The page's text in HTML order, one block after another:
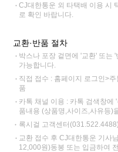
CJ대한통운 외 타택배 이용 시
로 확인 바랍니다.
교환·반품 절차
박스나 포장 겉면에 '교환' 또는
가능합니다.
직접 접수 : 홈페이지 로그인>
품
카톡 채널 이용 : 카톡 검색창에
품내용 (상품명,사이즈,사유등)
록시걸 고객센터
교환 접수 후 CJ대한통운 기사
12,000원)동봉 또는 입금하여